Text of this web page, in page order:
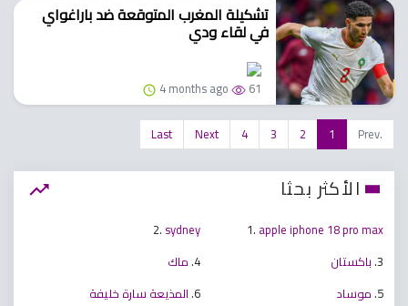
تشكيلة المغرب المتوقعة ضد باراغواي
في لقاء ودي
4 months ago 61
Prev.
1
2
3
4
Next
Last
الأكثر بحثا
1. apple iphone 18 pro max
2. sydney
3. باكستان 4. ماك
5. موساد 6. المذيعة سارة خليفة